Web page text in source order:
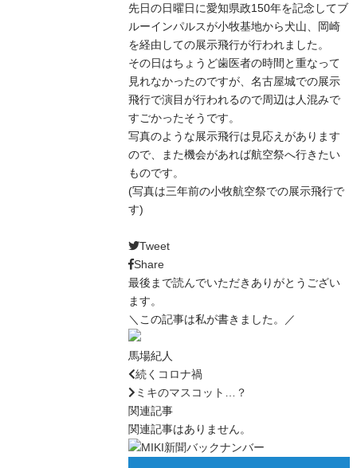
先日の日曜日に愛知県政150年を記念してブ
ルーインパルスが小牧基地から犬山、岡崎
を経由しての展示飛行が行われました。
その日はちょうど歯医者の時間と重なって
見れなかったのですが、名古屋城での展示
飛行で演目が行われるので周辺は人混みで
すごかったそうです。
写真のような展示飛行は見応えがあります
ので、また機会があれば航空祭へ行きたい
ものです。
(写真は三年前の小牧航空祭での展示飛行で
す)
Tweet
Share
最後まで読んでいただきありがとうござい
ます。
＼この記事は私が書きました。／
馬場紀人
続くコロナ禍
ミキのマスコット…？
関連記事
関連記事はありません。